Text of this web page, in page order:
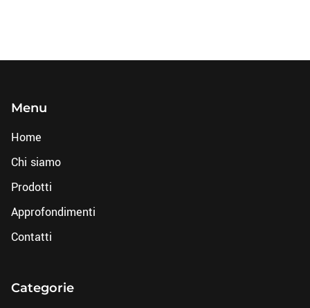
Menu
Home
Chi siamo
Prodotti
Approfondimenti
Contatti
Categorie